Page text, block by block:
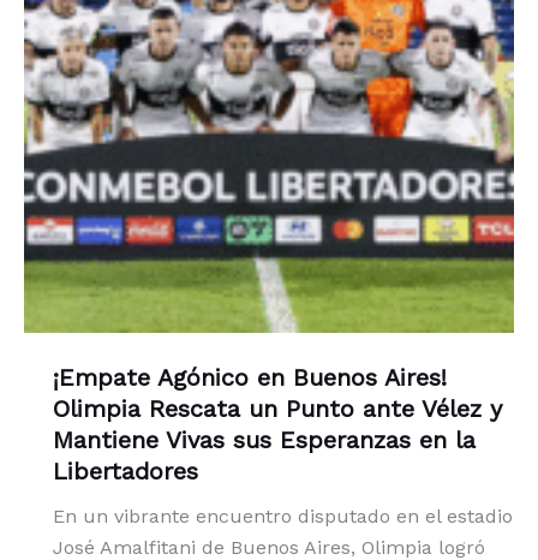
¡Empate Agónico en Buenos Aires!
Olimpia Rescata un Punto ante Vélez y
Mantiene Vivas sus Esperanzas en la
Libertadores
En un vibrante encuentro disputado en el estadio
José Amalfitani de Buenos Aires, Olimpia logró